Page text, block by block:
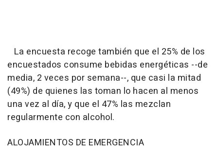
La encuesta recoge también que el 25% de los
encuestados consume bebidas energéticas --de
media, 2 veces por semana--, que casi la mitad
(49%) de quienes las toman lo hacen al menos
una vez al día, y que el 47% las mezclan
regularmente con alcohol.
ALOJAMIENTOS DE EMERGENCIA